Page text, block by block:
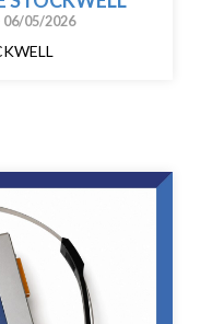
06/05/2026